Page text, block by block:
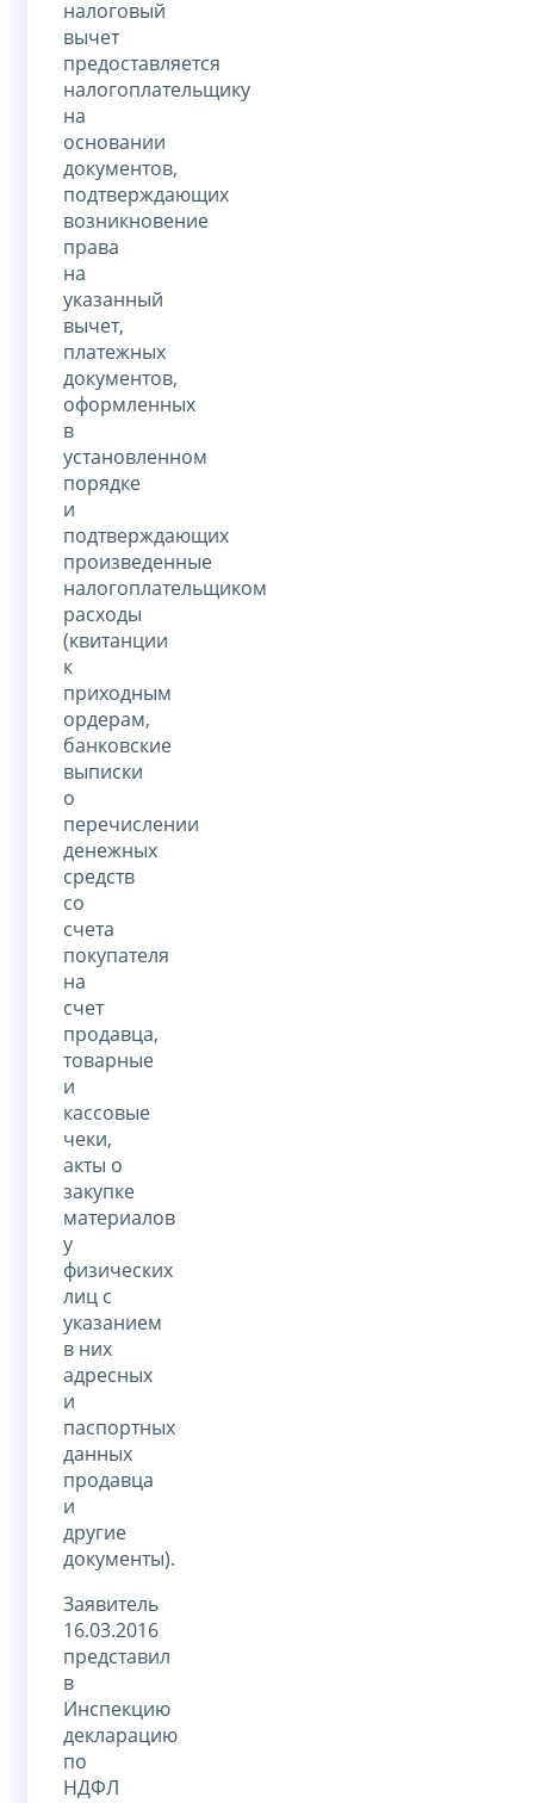
налоговый
вычет
предоставляется
налогоплательщику
на
основании
документов,
подтверждающих
возникновение
права
на
указанный
вычет,
платежных
документов,
оформленных
в
установленном
порядке
и
подтверждающих
произведенные
налогоплательщиком
расходы
(квитанции
к
приходным
ордерам,
банковские
выписки
о
перечислении
денежных
средств
со
счета
покупателя
на
счет
продавца,
товарные
и
кассовые
чеки,
акты о
закупке
материалов
у
физических
лиц с
указанием
в них
адресных
и
паспортных
данных
продавца
и
другие
документы).
Заявитель
16.03.2016
представил
в
Инспекцию
декларацию
по
НДФЛ